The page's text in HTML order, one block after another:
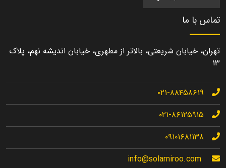
تماس با ما
تهران، خیابان شریعتی، بالاتر از مطهری، خیابان اندیشه نهم، پلاک
۱۳
۰۲۱-۸۸۴۵۸۶۱۹
۰۲۱-۸۶۱۲۵۹۱۵
۰۹۱۰۱۶۸۱۱۳۸
info@solarniroo.com